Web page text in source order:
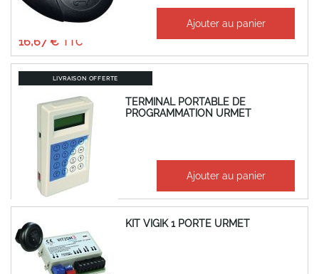
À partir de
16,67 €
Ajouter au panier
LIVRAISON OFFERTE
TERMINAL PORTABLE DE
PROGRAMMATION URMET
904,24 €
753,53 € Ajouter au panier
KIT VIGIK 1 PORTE URMET